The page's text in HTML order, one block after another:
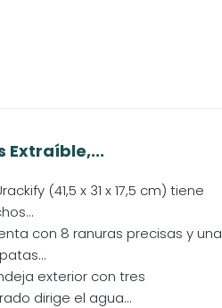
Extraíble,...
(41,5 x 31 x 17,5 cm) tiene
con 8 ranuras precisas y una
exterior con tres
dirige el agua...